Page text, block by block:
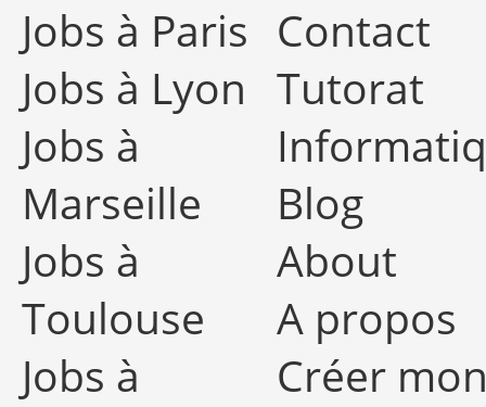
Jobs à Paris
Jobs à Lyon
Jobs à
Marseille
Jobs à
Toulouse
Jobs à
Contact
Tutorat
Blog
About
A propos
Créer